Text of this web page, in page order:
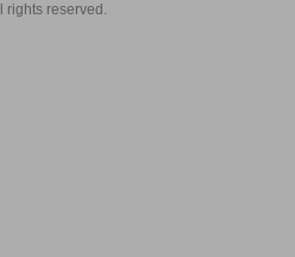
rights reserved.